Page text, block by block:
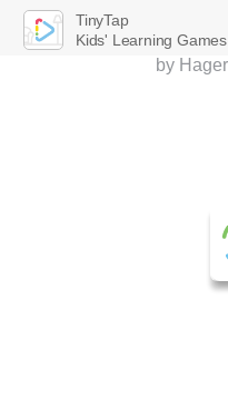
TinyTap
Kids' Learning Games